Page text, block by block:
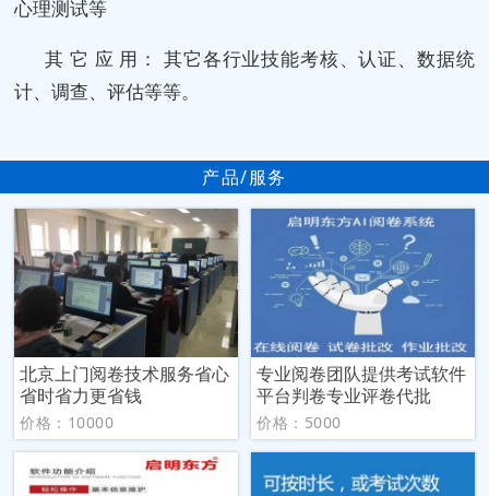
心理测试等
其 它 应 用： 其它各行业技能考核、认证、数据统
计、调查、评估等等。
产品/服务
北京上门阅卷技术服务省心
省时省力更省钱
价格：10000
专业阅卷团队提供考试软件
平台判卷专业评卷代批
价格：5000